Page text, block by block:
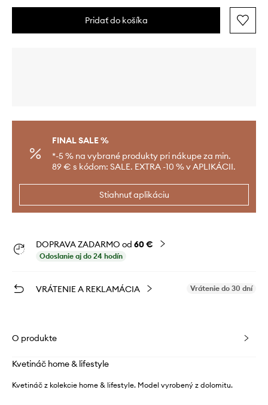
Pridať do košíka
FINAL SALE %
*-5 % na vybrané produkty pri nákupe za min.
89 € s kódom: SALE. EXTRA -10 % v APLIKÁCII.
Stiahnuť aplikáciu
DOPRAVA ZADARMO od 60 €
Odoslanie aj do 24 hodín
VRÁTENIE A REKLAMÁCIA Vrátenie do 30 dní
O produkte
Kvetináč home & lifestyle
Kvetináč z kolekcie home & lifestyle. Model vyrobený z dolomitu.